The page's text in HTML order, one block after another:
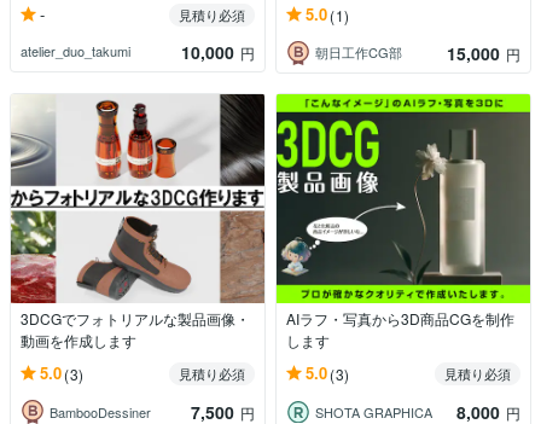
-
見積り必須
atelier_duo_takumi
10,000 円
5.0(1)
朝日工作CG部 15,000 円
3DCGでフォトリアルな製品画像・
動画を作成します
5.0(3)
見積り必須
BambooDessiner
7,500 円
AIラフ・写真から3D商品CGを制作
します
5.0(3)
見積り必須
SHOTA GRAPHICA
8,000 円